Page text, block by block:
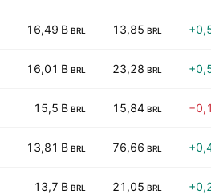
16,49 B BRL 13,85 BRL
16,01 B BRL 23,28 BRL
15,5 B BRL 15,84 BRL
13,81 B BRL 76,66 BRL
13,7 B BRL 21,05 BRL